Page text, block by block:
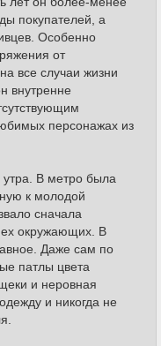
покупателей, а
Особенно
от
все случаи жизни
внутренне
персонажах из
утра. В метро была
к молодой
сначала
окружающих. В
Даже сам по
патлы цвета
и неровная
и никогда не